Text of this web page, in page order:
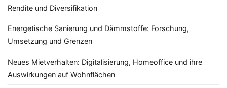
Rendite und Diversifikation
Energetische Sanierung und Dämmstoffe: Forschung,
Umsetzung und Grenzen
Neues Mietverhalten: Digitalisierung, Homeoffice und ihre
Auswirkungen auf Wohnflächen